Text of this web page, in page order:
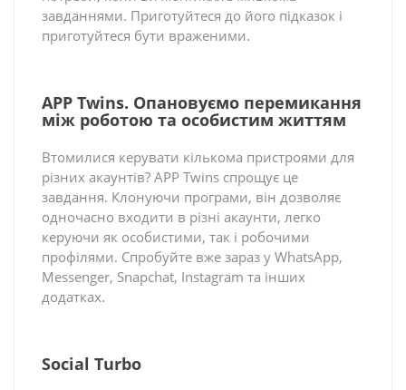
завданнями. Приготуйтеся до його підказок і
приготуйтеся бути враженими.
APP Twins. Опановуємо перемикання
між роботою та особистим життям
Втомилися керувати кількома пристроями для
різних акаунтів? APP Twins спрощує це
завдання. Клонуючи програми, він дозволяє
одночасно входити в різні акаунти, легко
керуючи як особистими, так і робочими
профілями. Спробуйте вже зараз у WhatsApp,
Messenger, Snapchat, Instagram та інших
додатках.
Social Turbo